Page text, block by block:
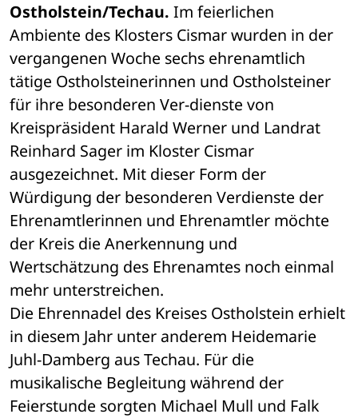
Ostholstein/Techau. Im feierlichen
Ambiente des Klosters Cismar wurden in der
vergangenen Woche sechs ehrenamtlich
tätige Ostholsteinerinnen und Ostholsteiner
für ihre besonderen Ver-dienste von
Kreispräsident Harald Werner und Landrat
Reinhard Sager im Kloster Cismar
ausgezeichnet. Mit dieser Form der
Würdigung der besonderen Verdienste der
Ehrenamtlerinnen und Ehrenamtler möchte
der Kreis die Anerkennung und
Wertschätzung des Ehrenamtes noch einmal
mehr unterstreichen.
Die Ehrennadel des Kreises Ostholstein erhielt
in diesem Jahr unter anderem Heidemarie
Juhl-Damberg aus Techau. Für die
musikalische Begleitung während der
Feierstunde sorgten Michael Mull und Falk